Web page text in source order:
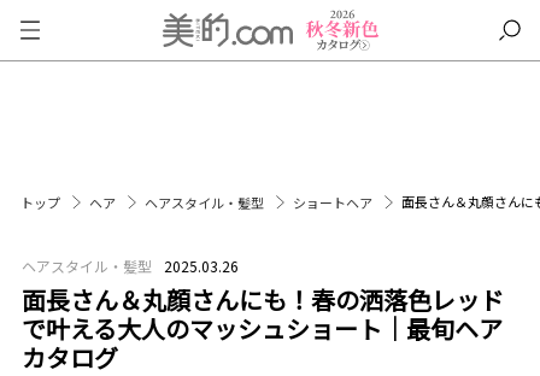
トップ ヘア ヘアスタイル・髪型 ショートヘア 面長さん＆丸顔さん
ヘアスタイル・髪型 2025.03.26
面長さん＆丸顔さんにも！春の洒落色レッド
で叶える大人のマッシュショート｜最旬ヘア
カタログ